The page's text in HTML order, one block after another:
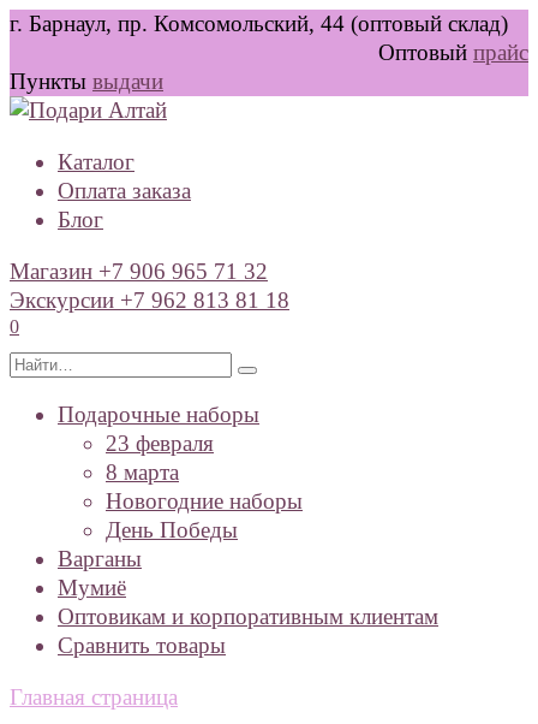
Перейти
содержанию
г. Барнаул, пр. Комсомольский, 44 (оптовый склад)
Оптовый прайс
Пункты выдачи
Каталог
Оплата заказа
Блог
Магазин +7 906 965 71 32
Экскурсии +7 962 813 81 18
0
Search
Подарочные наборы
23 февраля
8 марта
Новогодние наборы
День Победы
Варганы
Мумиё
Оптовикам и корпоративным клиентам
Сравнить товары
Главная страница